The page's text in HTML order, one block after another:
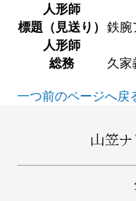
人形師
標題（見送り）
鉄腕
人形師
総務
久家
一つ前のページへ戻
山笠